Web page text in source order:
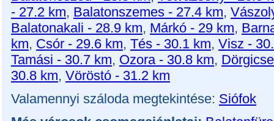
- 27.2 km, Balatonszemes - 27.4 km,
Balatonakali - 28.9 km, Márkó - 29 km,
km, Csór - 29.6 km, Tés - 30.1 km, Visz -
Tamási - 30.7 km, Ozora - 30.8 km,
30.8 km, Vöröstó - 31.2 km
Valamennyi száloda megtekintése: Siófok